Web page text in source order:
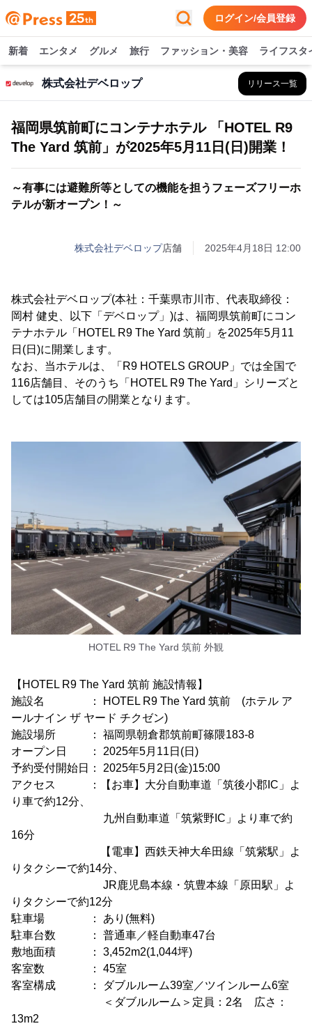
ログイン/会員登録
新着 エンタメ グルメ 旅行 ファッション・美容 ライフスタ
株式会社デベロップ リリース一覧
福岡県筑前町にコンテナホテル 「HOTEL R9
The Yard 筑前」が2025年5月11日(日)開業！
～有事には避難所等としての機能を担うフェーズフリーホ
テルが新オープン！～
株式会社デベロップ店舗 2025年4月18日 12:00
株式会社デベロップ(本社：千葉県市川市、代表取締役：
岡村 健史、以下「デベロップ」)は、福岡県筑前町にコン
テナホテル「HOTEL R9 The Yard 筑前」を2025年5月11
日(日)に開業します。
なお、当ホテルは、「R9 HOTELS GROUP」では全国で
116店舗目、そのうち「HOTEL R9 The Yard」シリーズと
しては105店舗目の開業となります。
HOTEL R9 The Yard 筑前 外観
【HOTEL R9 The Yard 筑前 施設情報】
施設名 ： HOTEL R9 The Yard 筑前 (ホテル ア
ールナイン ザ ヤード チクゼン)
施設場所 ： 福岡県朝倉郡筑前町篠隈183-8
オープン日 ： 2025年5月11日(日)
予約受付開始日： 2025年5月2日(金)15:00
アクセス ：【お車】大分自動車道「筑後小郡IC」よ
り車で約12分、
九州自動車道「筑紫野IC」より車で約
16分
【電車】西鉄天神大牟田線「筑紫駅」よ
りタクシーで約14分、
JR鹿児島本線・筑豊本線「原田駅」よ
りタクシーで約12分
駐車場 ： あり(無料)
駐車台数 ： 普通車／軽自動車47台
敷地面積 ： 3,452m2(1,044坪)
客室数 ： 45室
客室構成 ： ダブルルーム39室／ツインルーム6室
＜ダブルルーム＞定員：2名 広さ：
13m2